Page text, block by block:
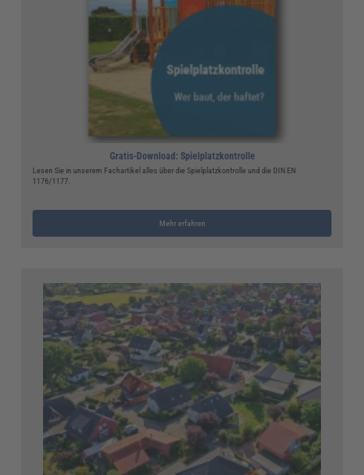
Gratis-Download: Spielplatzkontrolle
Lesen Sie in unserem Fachartikel alles über die Spielplatzkontrolle und die DIN EN
1176/1177.
Mehr erfahren